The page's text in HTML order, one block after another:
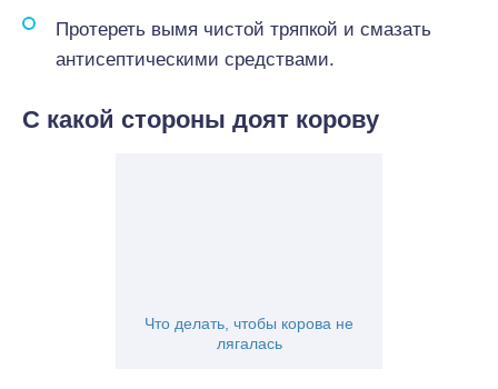
Протереть вымя чистой тряпкой и смазать
антисептическими средствами.
С какой стороны доят корову
Что делать, чтобы корова не
лягалась